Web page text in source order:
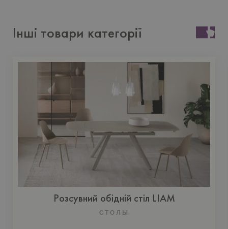
Інші товари категорії
Розсувний обідній стіл LIAM
СТОЛЫ